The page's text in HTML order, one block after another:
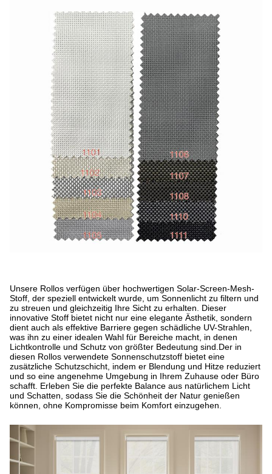
Unsere Rollos verfügen über hochwertigen Solar-Screen-Mesh-
Stoff, der speziell entwickelt wurde, um Sonnenlicht zu filtern und
zu streuen und gleichzeitig Ihre Sicht zu erhalten. Dieser
innovative Stoff bietet nicht nur eine elegante Ästhetik, sondern
dient auch als effektive Barriere gegen schädliche UV-Strahlen,
was ihn zu einer idealen Wahl für Bereiche macht, in denen
Lichtkontrolle und Schutz von größter Bedeutung sind. Der in
diesen Rollos verwendete Sonnenschutzstoff bietet eine
zusätzliche Schutzschicht, indem er Blendung und Hitze reduziert
und so eine angenehme Umgebung in Ihrem Zuhause oder Büro
schafft. Erleben Sie die perfekte Balance aus natürlichem Licht
und Schatten, sodass Sie die Schönheit der Natur genießen
können, ohne Kompromisse beim Komfort einzugehen.